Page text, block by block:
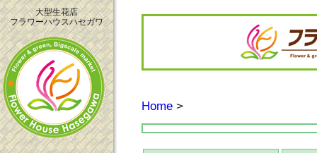
大型生花店
フラワーハウスハセガワ
Home >